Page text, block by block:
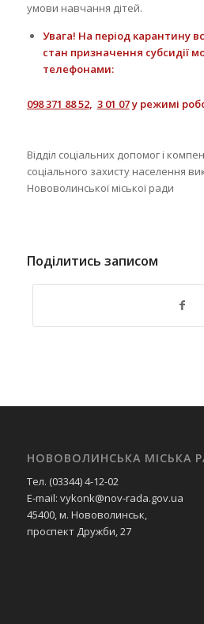
умови навчання дітей.
Увага! На період карантину
стан призначення субсидії
телефонами:
098 371 88 52, 3 01 07у режимі
Відділ соціальних допомог і
соціального захисту населення
Нововолинської міської ради
Поділитись записом
НОВОВОЛИНСЬКА МІСЬКА
Тел. (03344) 4-12-02
E-mail: vykonk@nov-rada.gov.ua
45400, м. Нововолинськ,
проспект Дружби, 27